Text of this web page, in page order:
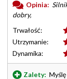
Opinia:
dobry,
Trwałość:
Utrzymanie:
Dynamika:
Zalety: